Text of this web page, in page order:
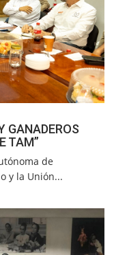
GANADEROS
TAM”
de
y la Unión...